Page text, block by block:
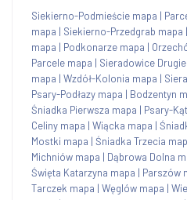
Siekierno-Podmieście mapa |
mapa | Siekierno-Przedgrab mapa |
mapa | Podkonarze mapa |
Parcele mapa | Sieradowice
mapa | Wzdół-Kolonia mapa |
Psary-Podłazy mapa | Bodzentyn
Śniadka Pierwsza mapa | Psary-
Celiny mapa | Wiącka mapa |
Mostki mapa | Śniadka Trzecia
Michniów mapa | Dąbrowa Dolna
Święta Katarzyna mapa | Parszów
Tarczek mapa | Węglów mapa |